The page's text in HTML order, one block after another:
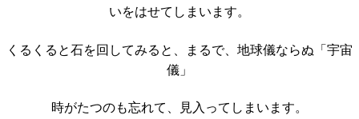
いをはせてしまいます。
くるくると石を回してみると、まるで、地球儀ならぬ「宇宙
儀」
時がたつのも忘れて、見入ってしまいます。